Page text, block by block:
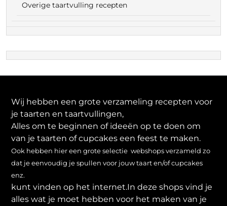
Overige taartvulling recepten
Wij hebben een grote verzameling recepten voor
je taarten en taartvullingen,
Alles om te beginnen of ideeën op te doen om
van je taarten of cupcakes een feest te maken.
Ook hebben hier een grote selectie webshops verzameld zo
dat je eenvoudig je spullen voor jouw taart en/of cupcakes
enz.
kunt vinden op het internet.In deze shops vind je
alles wat je moet hebben voor het maken van je